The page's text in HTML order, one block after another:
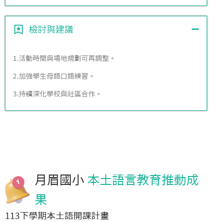
檢討與建議
1.活動時間與場地規劃可再調整。
2.加強學生母語口語練習。
3.持續深化學校與社區合作。
月眉國小 本土語言教育推動成
果
113下學期本土語開課計畫